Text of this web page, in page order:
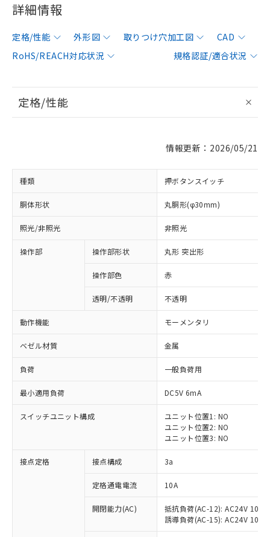
詳細情報
定格/性能 外形図 取りつけ穴加工図
CAD
RoHS/REACH対応状況
規格認証/適合状況
定格/性能
情報更新：2026/05/21
種類 押ボタンスイッチ
胴体形状 丸胴形(φ30mm)
照光/非照光 非照光
操作部 操作部形状 丸形 突出形
操作部色 赤
透明/不透明 不透明
動作機能 モーメンタリ
ベゼル材質 金属
負荷 一般負荷用
最小適用負荷 DC5V 6mA
スイッチユニット構成
ユニット位置1: NO
ユニット位置2: NO
ユニット位置3: NO
接点定格 接点構成 3a
定格通電電流 10A
開閉能力(AC)
抵抗負荷(AC-12): AC24V 10A/
誘導負荷(AC-15): AC24V
※1 対応状況
対応済み：EU RoHS指令（10物質）の
非含有に対応した製品が提供可能な商品で
対応予定：EU RoHS指令（10物質）の非含